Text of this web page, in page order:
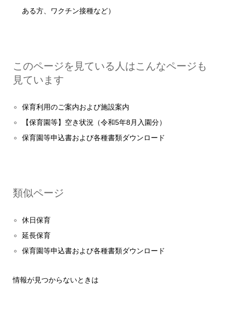
ある方、ワクチン接種など）
このページを見ている人はこんなページも
見ています
保育利用のご案内および施設案内
【保育園等】空き状況（令和5年8月入園分）
保育園等申込書および各種書類ダウンロード
類似ページ
休日保育
延長保育
保育園等申込書および各種書類ダウンロード
情報が見つからないときは